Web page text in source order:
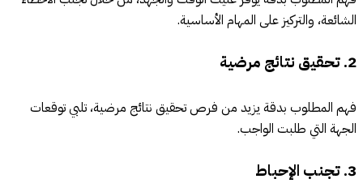
الشائعة، والتركيز على المهام الأساسية.
2. تحقيق نتائج مرضية
فهم المطلوب بدقة يزيد من فرص تحقيق نتائج مرضية، تلبي توقعات
الجهة التي طلبت الواجب.
3. تجنب الإحباط